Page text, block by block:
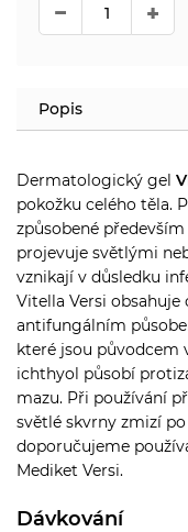
Popis
Dermatologický gel
pokožku celého těla.
způsobené
projevuje světlými
vznikají v důsledku
Vitella Versi
antifungálním
které jsou původcem
ichthyol působí
mazu. Při používání
světlé skvrny zmizí
doporučujeme
Mediket Versi.
Dávkování